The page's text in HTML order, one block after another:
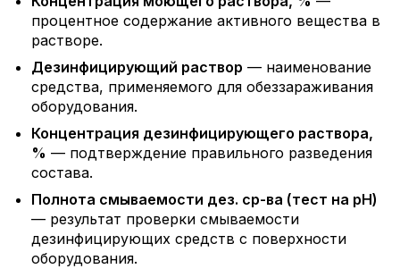
процентное содержание активного вещества в
растворе.
Дезинфицирующий раствор — наименование
средства, применяемого для обеззараживания
оборудования.
Концентрация дезинфицирующего раствора,
% — подтверждение правильного разведения
состава.
Полнота смываемости дез. ср-ва (тест на pH)
— результат проверки смываемости
дезинфицирующих средств с поверхности
оборудования.